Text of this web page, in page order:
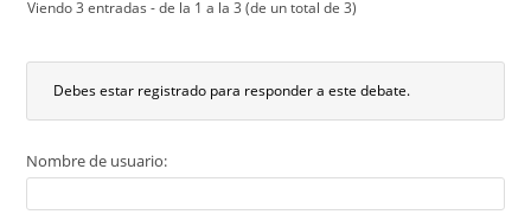
Viendo 3 entradas - de la 1 a la 3 (de un total de 3)
Debes estar registrado para responder a este debate.
Nombre de usuario: